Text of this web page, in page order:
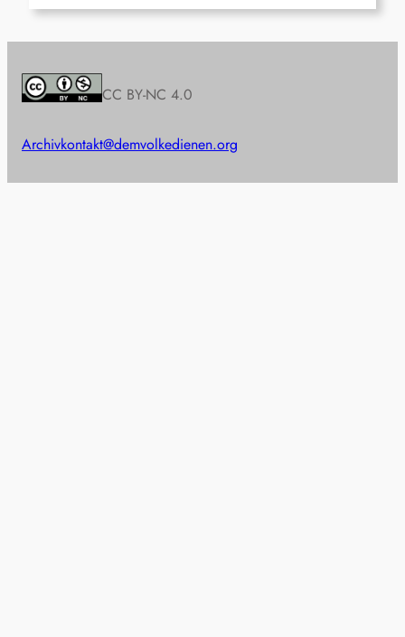
CC BY-NC 4.0
Archivkontakt@demvolkedienen.org